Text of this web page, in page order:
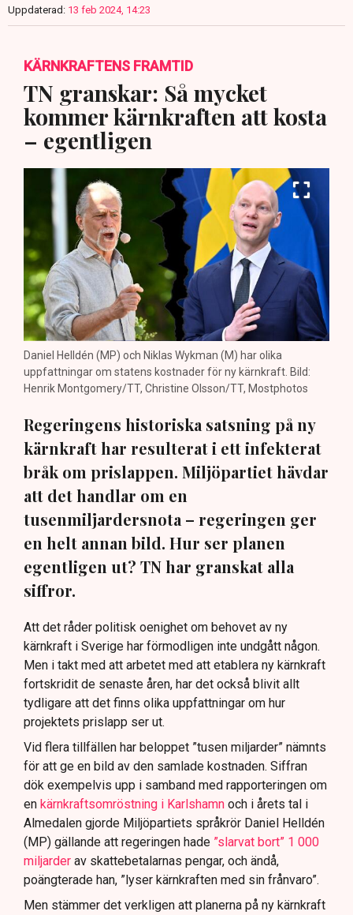
Uppdaterad: 13 feb 2024, 14:23
KÄRNKRAFTENS FRAMTID
TN granskar: Så mycket
kommer kärnkraften att kosta
– egentligen
Daniel Helldén (MP) och Niklas Wykman (M) har olika
uppfattningar om statens kostnader för ny kärnkraft. Bild:
Henrik Montgomery/TT, Christine Olsson/TT, Mostphotos
Regeringens historiska satsning på ny
kärnkraft har resulterat i ett infekterat
bråk om prislappen. Miljöpartiet hävdar
att det handlar om en
tusenmiljardersnota – regeringen ger
en helt annan bild. Hur ser planen
egentligen ut? TN har granskat alla
siffror.
Att det råder politisk oenighet om behovet av ny
kärnkraft i Sverige har förmodligen inte undgått någon.
Men i takt med att arbetet med att etablera ny kärnkraft
fortskridit de senaste åren, har det också blivit allt
tydligare att det finns olika uppfattningar om hur
projektets prislapp ser ut.
Vid flera tillfällen har beloppet ”tusen miljarder” nämnts
för att ge en bild av den samlade kostnaden. Siffran
dök exempelvis upp i samband med rapporteringen om
en kärnkraftsomröstning i Karlshamn och i årets tal i
Almedalen gjorde Miljöpartiets språkrör Daniel Helldén
(MP) gällande att regeringen hade ”slarvat bort” 1 000
miljarder av skattebetalarnas pengar, och ändå,
poängterade han, ”lyser kärnkraften med sin frånvaro”.
Men stämmer det verkligen att planerna på ny kärnkraft